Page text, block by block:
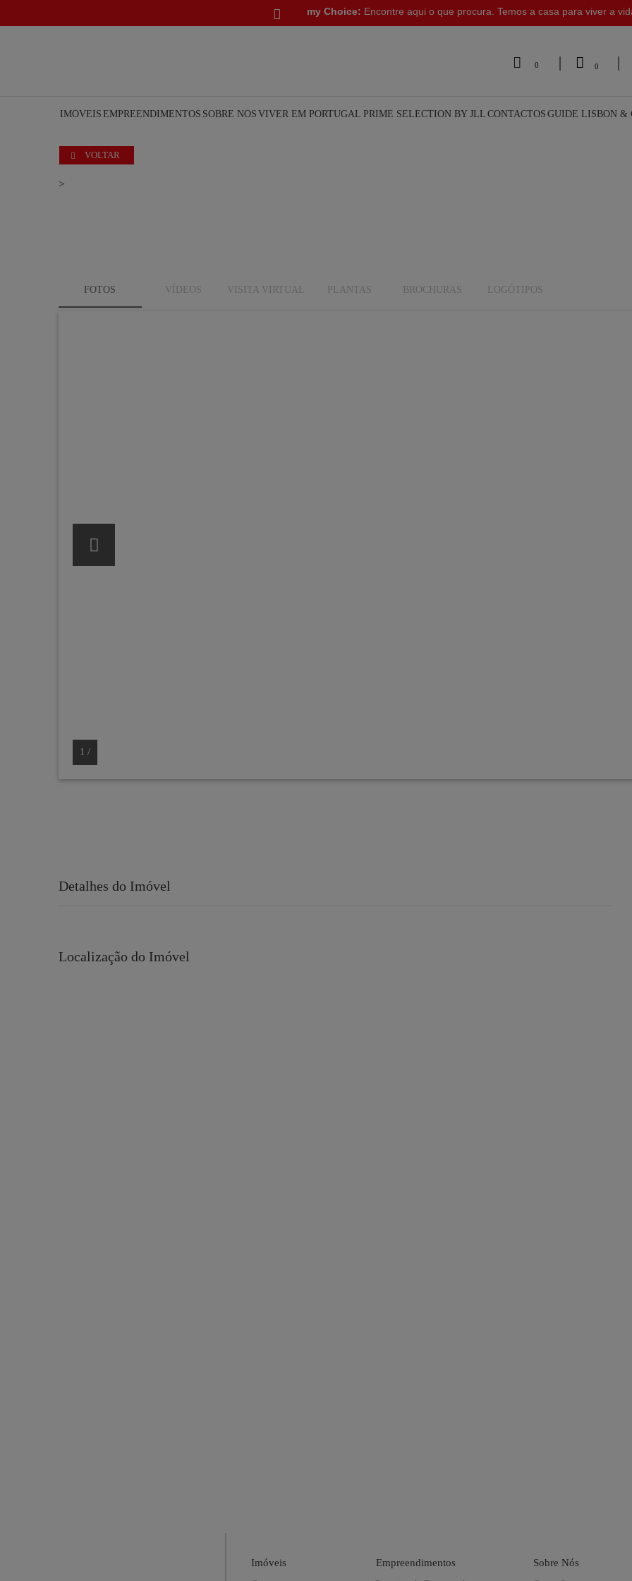
IMÓVEIS EMPREENDIMENTOS SOBRE NÓS VIVER EM PORTUGAL PRIME SELECTION BY JLL CONTACTOS GUIDE LISBON &
 0  0
my Choice: Encontre aqui o que procura. Temos a casa para viver a

>
FOTOS VÍDEOS VISITA VIRTUAL PLANTAS BROCHURAS LOGÓTIPOS
1 /
Detalhes do Imóvel
Localização do Imóvel
 VOLTAR
Imóveis Empreendimentos Sobre Nós